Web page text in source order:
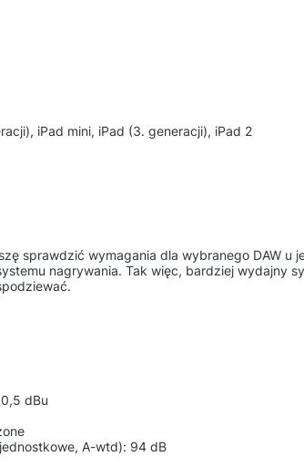
iPad mini, iPad (3. generacji), iPad 2
sprawdzić wymagania dla wybranego DAW u
nagrywania. Tak więc, bardziej wydajny
dBu
A-wtd): 94 dB